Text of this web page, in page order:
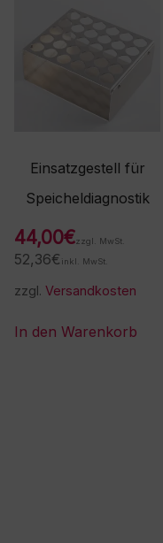
Einsatzgestell für
Speicheldiagnostik
44,00€zzgl. MwSt.
52,36€ inkl. MwSt.
zzgl. Versandkosten
In den Warenkorb